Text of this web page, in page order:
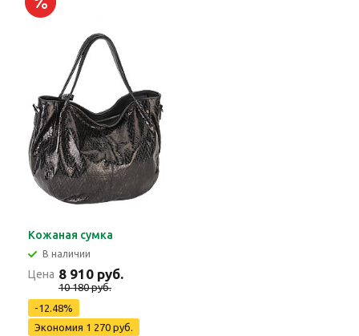
Кожаная сумка
В наличии
Цена 8 910 руб.
10 180 руб.
-12.48%
Экономия 1 270 руб.